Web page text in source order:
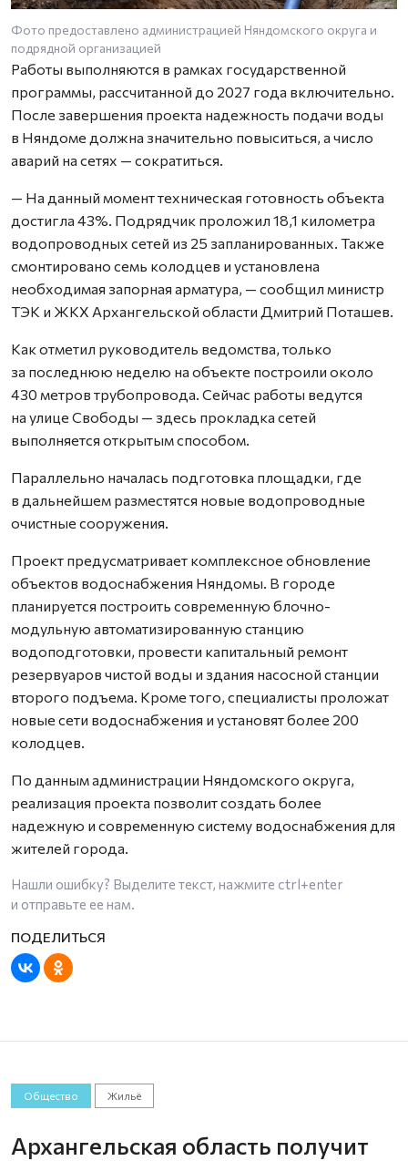
Фото предоставлено администрацией Няндомского округа и
подрядной организацией
Работы выполняются в рамках государственной
программы, рассчитанной до 2027 года включительно.
После завершения проекта надежность подачи воды
в Няндоме должна значительно повыситься, а число
аварий на сетях — сократиться.
— На данный момент техническая готовность объекта
достигла 43%. Подрядчик проложил 18,1 километра
водопроводных сетей из 25 запланированных. Также
смонтировано семь колодцев и установлена
необходимая запорная арматура, — сообщил министр
ТЭК и ЖКХ Архангельской области Дмитрий Поташев.
Как отметил руководитель ведомства, только
за последнюю неделю на объекте построили около
430 метров трубопровода. Сейчас работы ведутся
на улице Свободы — здесь прокладка сетей
выполняется открытым способом.
Параллельно началась подготовка площадки, где
в дальнейшем разместятся новые водопроводные
очистные сооружения.
Проект предусматривает комплексное обновление
объектов водоснабжения Няндомы. В городе
планируется построить современную блочно-
модульную автоматизированную станцию
водоподготовки, провести капитальный ремонт
резервуаров чистой воды и здания насосной станции
второго подъема. Кроме того, специалисты проложат
новые сети водоснабжения и установят более 200
колодцев.
По данным администрации Няндомского округа,
реализация проекта позволит создать более
надежную и современную систему водоснабжения для
жителей города.
Нашли ошибку? Выделите текст, нажмите ctrl+enter
и отправьте ее нам.
Общество Жильё
Архангельская область получит